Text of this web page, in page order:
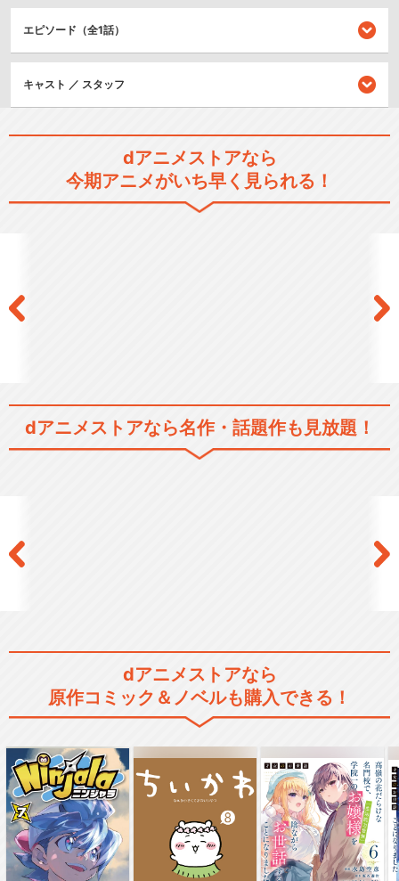
めに決めた覚悟。ギアスの代償。一縷の希望は悠久の野望と共に翻弄さ
れ、悲劇は加速していく―――
コードギアス 反逆のルルーシ
ュ
コードギアス 反逆のルルーシ
ュⅠ 興道
ュ R2 SPEC…
コードギアス 復活のルルーシ
ュ
エピソード（全1話）
キャスト ／ スタッフ
dアニメストアなら
今期アニメがいち早く見られる！
dアニメストアなら名作・話題作も見放題！
dアニメストアなら
原作コミック＆ノベルも購入できる！